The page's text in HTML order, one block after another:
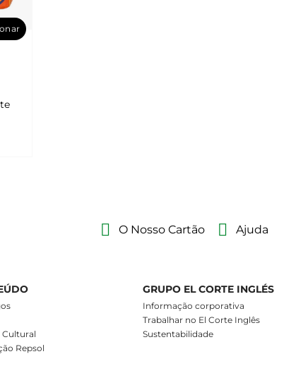
O Nosso Cartão Ajuda
Repsol
GRUPO EL CORTE INGLÉS
Informação corporativa
Trabalhar no El Corte Inglês
Sustentabilidade